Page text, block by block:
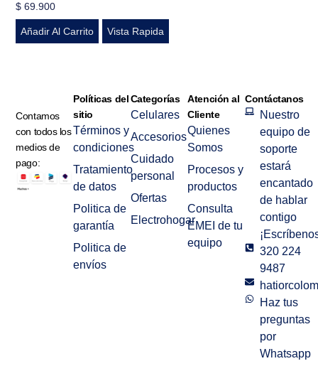
$ 69.900
Añadir Al Carrito Vista Rapida
Contamos
con todos los
medios de
pago:
Políticas del
sitio
Términos y
condiciones
Tratamiento
de datos
Politica de
garantía
Politica de
envíos
Categorías
Celulares
Accesorios
Cuidado
personal
Ofertas
Electrohogar
Atención al
Cliente
Quienes
Somos
Procesos y
productos
Consulta
EMEI de tu
equipo
Contáctanos
Nuestro
equipo de
soporte
estará
encantado
de hablar
contigo
320 224
9487
Haz tus
preguntas
por
Whatsapp